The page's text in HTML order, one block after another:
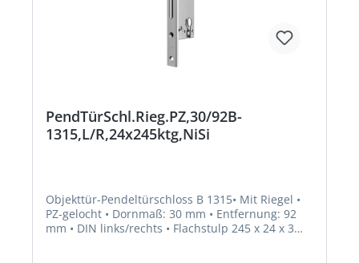
PendTürSchl.Rieg.PZ,30/92B-
1315,L/R,24x245ktg,NiSi
Objekttür-Pendeltürschloss B 1315• Mit Riegel •
PZ-gelocht • Dornmaß: 30 mm • Entfernung: 92
mm • DIN links/rechts • Flachstulp 245 x 24 x 3